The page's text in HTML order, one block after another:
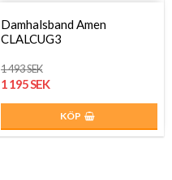
Damhalsband Amen
CLALCUG3
1 493 SEK
1 195 SEK
KÖP